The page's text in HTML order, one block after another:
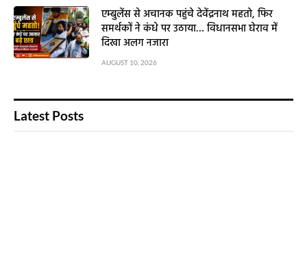
एम्बुलेंस से अचानक पहुंचे देवेंद्रनाथ महतो, फिर
समर्थकों ने कंधे पर उठाया… विधानसभा घेराव में
दिखा अलग नजारा
AUGUST 10, 2026
Latest Posts